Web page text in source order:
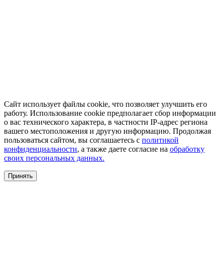
Сайт использует файлы cookie, что позволяет улучшить его
работу. Использование cookie предполагает сбор информации
о вас технического характера, в частности IP-адрес региона
вашего местоположения и другую информацию. Продолжая
пользоваться сайтом, вы соглашаетесь с политикой
конфиденциальности, а также даете согласие на обработку
своих персональных данных.
Принять